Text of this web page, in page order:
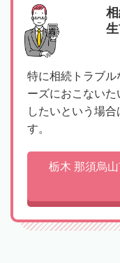
特に相続トラブル
ーズにおこない
したいという場
す。
栃木 那須烏